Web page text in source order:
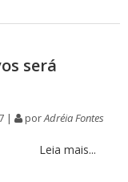
será
| porAdréia Fontes
Leia mais...